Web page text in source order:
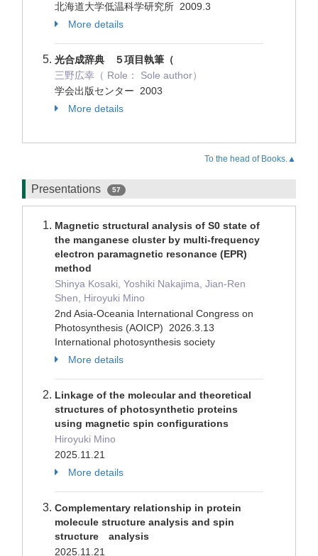
北海道大学低温科学研究所 2009.3
More details
光合成辞典 ５項目執筆（
三野広幸（ Role： Sole author）
学会出版センター 2003
More details
To the head of Books.▲
Presentations 57
Magnetic structural analysis of S0 state of
the manganese cluster by multi-frequency
electron paramagnetic resonance (EPR)
method
Shinya Kosaki, Yoshiki Nakajima, Jian-Ren
Shen, Hiroyuki Mino
2nd Asia-Oceania International Congress on
Photosynthesis (AOICP) 2026.3.13
International photosynthesis society
More details
Linkage of the molecular and theoretical
structures of photosynthetic proteins
using magnetic spin configurations
Hiroyuki Mino
2025.11.21
More details
Complementary relationship in protein
molecule structure analysis and spin
structure analysis
2025.11.21